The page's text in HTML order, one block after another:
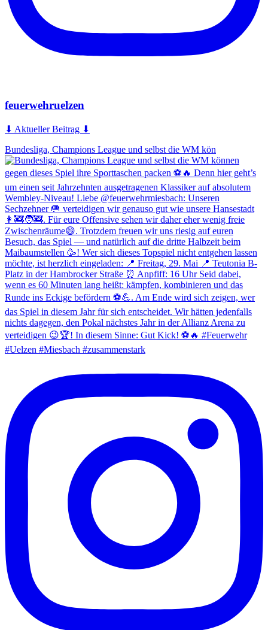
feuerwehruelzen
⬇ Aktueller Beitrag ⬇
Bundesliga, Champions League und selbst die WM kön